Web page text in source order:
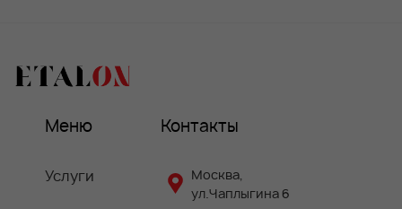
Меню
Услуги
Контакты
Москва,
ул.Чаплыгина 6